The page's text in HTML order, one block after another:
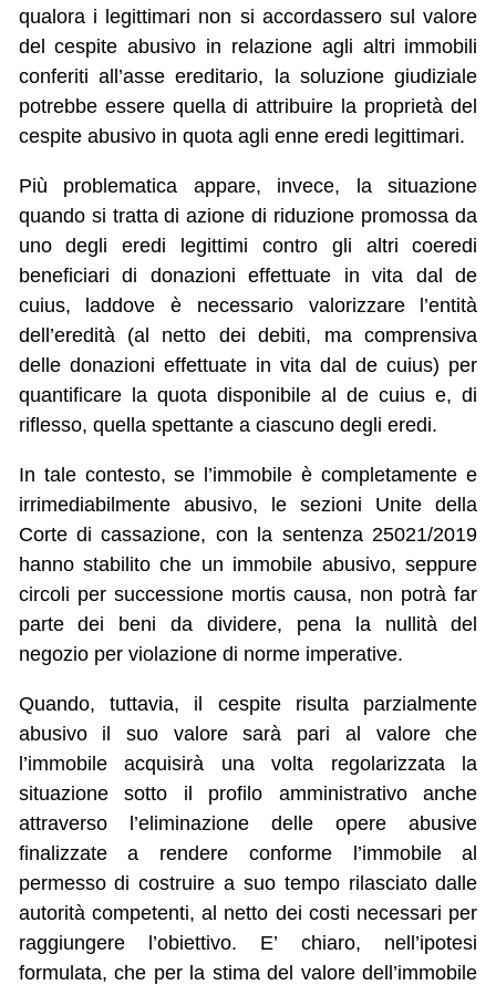
qualora i legittimari non si accordassero sul valore
del cespite abusivo in relazione agli altri immobili
conferiti all’asse ereditario, la soluzione giudiziale
potrebbe essere quella di attribuire la proprietà del
cespite abusivo in quota agli enne eredi legittimari.
Più problematica appare, invece, la situazione
quando si tratta di azione di riduzione promossa da
uno degli eredi legittimi contro gli altri coeredi
beneficiari di donazioni effettuate in vita dal de
cuius, laddove è necessario valorizzare l’entità
dell’eredità (al netto dei debiti, ma comprensiva
delle donazioni effettuate in vita dal de cuius) per
quantificare la quota disponibile al de cuius e, di
riflesso, quella spettante a ciascuno degli eredi.
In tale contesto, se l’immobile è completamente e
irrimediabilmente abusivo, le sezioni Unite della
Corte di cassazione, con la sentenza 25021/2019
hanno stabilito che un immobile abusivo, seppure
circoli per successione mortis causa, non potrà far
parte dei beni da dividere, pena la nullità del
negozio per violazione di norme imperative.
Quando, tuttavia, il cespite risulta parzialmente
abusivo il suo valore sarà pari al valore che
l’immobile acquisirà una volta regolarizzata la
situazione sotto il profilo amministrativo anche
attraverso l’eliminazione delle opere abusive
finalizzate a rendere conforme l’immobile al
permesso di costruire a suo tempo rilasciato dalle
autorità competenti, al netto dei costi necessari per
raggiungere l’obiettivo. E’ chiaro, nell’ipotesi
formulata, che per la stima del valore dell’immobile